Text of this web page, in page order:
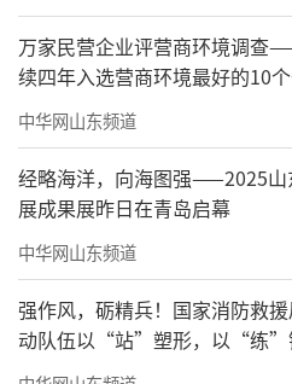
越来越好，供不应求。
头人耿付奇笑着说。记
支持和帮助广大农民提
促进农民增收，聊城市
树栽培、小麦种植、病
深入乡村，把课堂设在
农民身边，手把手地向
帮助农民向科技要效益。
（来源：大众网）
万家民营企业评营商环境调查
续四年入选营商环境最好的10
中华网山东频道
经略海洋，向海图强——2025山
展成果展昨日在青岛启幕
中华网山东频道
强作风，砺精兵！国家消防救
动队伍以“站”塑形，以“练”